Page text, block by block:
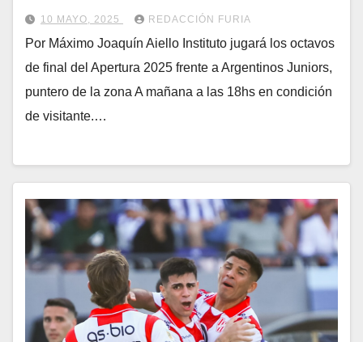
10 MAYO, 2025 REDACCIÓN FURIA
Por Máximo Joaquín Aiello Instituto jugará los octavos
de final del Apertura 2025 frente a Argentinos Juniors,
puntero de la zona A mañana a las 18hs en condición
de visitante.…